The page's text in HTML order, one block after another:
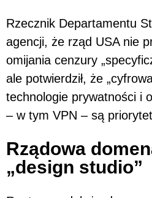
Rzecznik Departamentu
agencji, że rząd USA nie
omijania cenzury
ale potwierdził, że
technologie prywatności i
– w tym VPN – są
Rządowa
„design studio”